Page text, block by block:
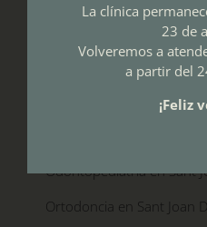
Blanqueamiento dental en
Estética Dental en Sant
Implantes dentales en
Odontopediatría en Sant
Ortodoncia en Sant Joan
La clínica
23 de
Volveremos a
a partir del
¡Feliz